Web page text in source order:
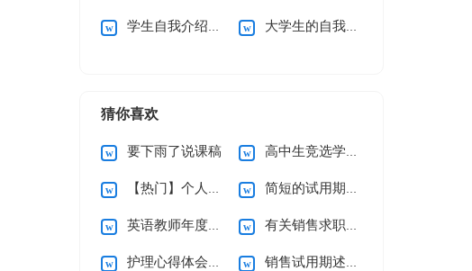
学生自我介绍【荐】 大学生的自我介绍
猜你喜欢
要下雨了说课稿 高中生竞选学习委员演讲稿
【热门】个人辞职申请书 简短的试用期辞职报告3篇
英语教师年度述职报告 有关销售求职信集合九篇
护理心得体会（通用5篇） 销售试用期述职报告